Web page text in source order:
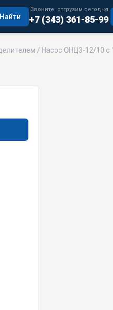
Найти
Звоните, отгрузим сегодня
+7 (343) 361-85-99
/ Насос ОНЦ3-12/10 с